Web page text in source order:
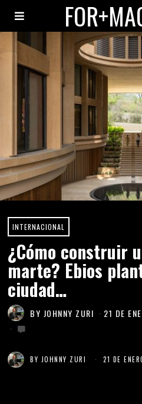
INTERNACIONAL
¿Cómo construir
marte? Ebios
ciudad…
BY JOHNNY ZURI 21 DE
BY JOHNNY ZURI 21 DE